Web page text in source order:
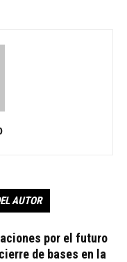
AUTOR
por el futuro
de bases en la